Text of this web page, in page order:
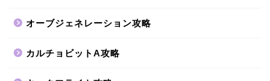
オーブジェネレーション攻略
カルチョビットA攻略